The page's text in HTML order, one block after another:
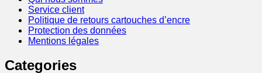
Service client
Politique de retours cartouches d’encre
Protection des données
Mentions légales
Categories